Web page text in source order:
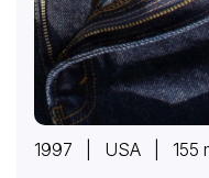
1997 | USA | 155